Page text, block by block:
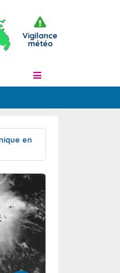
Vigilance
météo
en